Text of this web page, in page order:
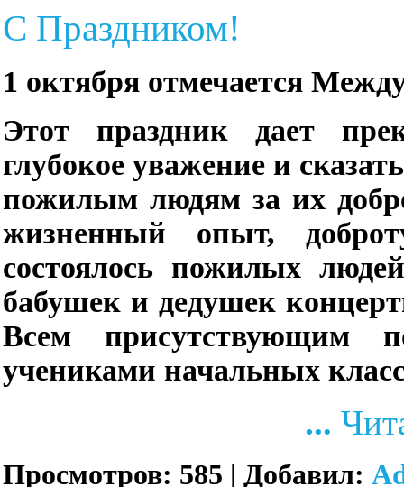
С Праздником!
1 октября отмечается
Этот праздник дает
глубокое уважение и
пожилым людям за их
жизненный опыт,
состоялось пожилых
бабушек и дедушек
Всем присутствующим
учениками начальных
...
Просмотров: 585 | Добавил: